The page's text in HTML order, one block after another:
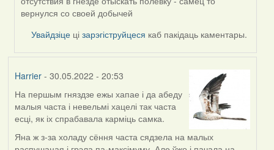
by
вернулся со своей добычей
Увайдзіце цізарэгіструйцеся каб пакідаць каментары.
Harrier- 30.05.2022 - 20:53
На першым гняздзе ежы хапае і да абеду
малыя часта і невельмі хацелі так часта
есці, як іх спрабавала карміць самка.
Яна ж з-за холаду сёння часта сядзела на малых